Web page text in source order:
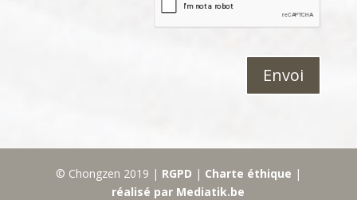
Envoi
© Chongzen 2019 | RGPD | Charte éthique |
réalisé par Mediatik.be